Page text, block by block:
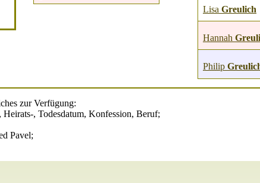
Lisa Greulich
Hannah
Philip
zur Verfügung:
, Todesdatum, Konfession, Beruf;
Pavel;